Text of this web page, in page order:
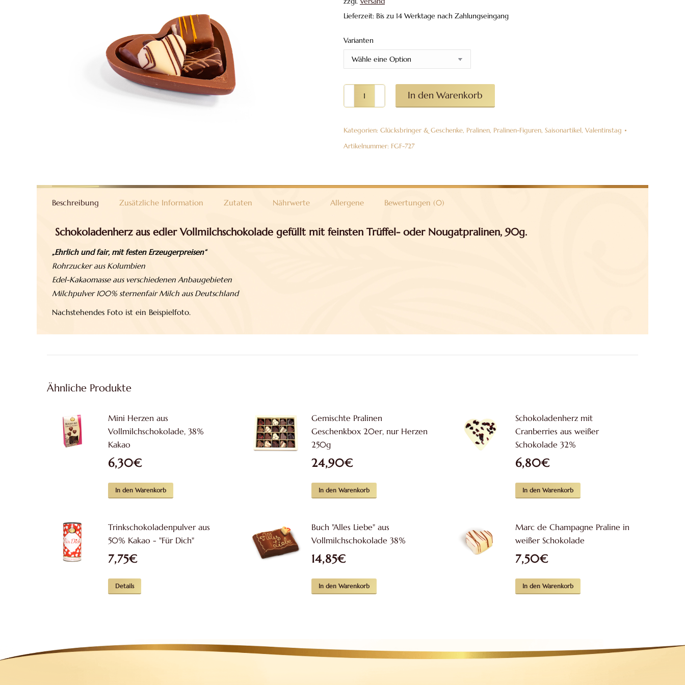
Lieferzeit: Bis zu 14 Werktage nach Zahlungseingang
Varianten
Schokoladenherz
gefüllt
Pralinen,
90g
In den Warenkorb
Kategorien: Glücksbringer & Geschenke, Pralinen, Pralinen-Figuren, Saisonartikel, Valentinstag
Artikelnummer: FGF-727
Beschreibung Zusätzliche Information Zutaten Nährwerte Allergene Bewertungen (0)
Schokoladenherz aus edler Vollmilchschokolade gefüllt mit feinsten Trüffel- oder Nougatpralinen, 90g.
„Ehrlich und fair, mit festen Erzeugerpreisen“
Rohrzucker aus Kolumbien
Edel-Kakaomasse aus verschiedenen Anbaugebieten
Milchpulver 100% sternenfair Milch aus Deutschland
Nachstehendes Foto ist ein Beispielfoto.
Ähnliche Produkte
Mini Herzen aus
Vollmilchschokolade, 38%
Kakao
6,30€
In den Warenkorb
Gemischte Pralinen
Geschenkbox 20er, nur Herzen
250g
24,90€
In den Warenkorb
Schokoladenherz mit
Cranberries aus weißer
Schokolade 32%
6,80€
In den Warenkorb
Trinkschokoladenpulver aus
50% Kakao - "Für Dich"
7,75€
Details
Buch "Alles Liebe" aus
Vollmilchschokolade 38%
14,85€
In den Warenkorb
Marc de Champagne Praline in
weißer Schokolade
7,50€
In den Warenkorb